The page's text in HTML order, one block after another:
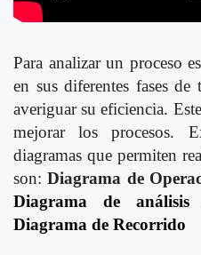
Para analizar un proceso
en sus diferentes fases
averiguar su eficiencia.
mejorar los procesos.
diagramas que permiten
son:Diagrama de
Diagrama de
Diagrama de Recorrido